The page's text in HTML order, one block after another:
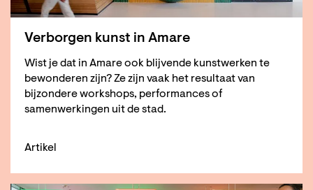
Verborgen kunst in Amare
Wist je dat in Amare ook blijvende kunstwerken te
bewonderen zijn? Ze zijn vaak het resultaat van
bijzondere workshops, performances of
samenwerkingen uit de stad.
Artikel